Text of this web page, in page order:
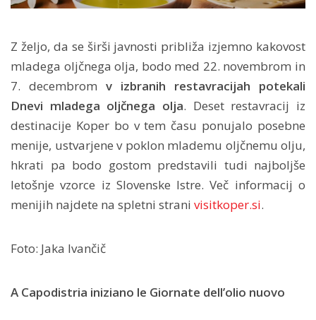
Z željo, da se širši javnosti približa izjemno kakovost
mladega oljčnega olja, bodo med 22. novembrom in
7. decembrom v izbranih restavracijah potekali
Dnevi mladega oljčnega olja. Deset restavracij iz
destinacije Koper bo v tem času ponujalo posebne
menije, ustvarjene v poklon mlademu oljčnemu olju,
hkrati pa bodo gostom predstavili tudi najboljše
letošnje vzorce iz Slovenske Istre. Več informacij o
menijih najdete na spletni strani visitkoper.si.
Foto: Jaka Ivančič
A Capodistria iniziano le Giornate dell’olio nuovo